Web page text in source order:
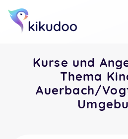
Kurse und
Thema
Auerbach/